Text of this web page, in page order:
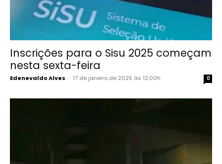
Inscrições para o Sisu 2025 começam
nesta sexta-feira
Edenevaldo Alves - 17 de janeiro de 2025 às 12:00h 0